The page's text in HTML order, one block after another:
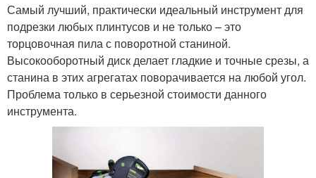
Самый лучший, практически идеальный инструмент для
подрезки любых плинтусов и не только – это
торцовочная пила с поворотной станиной.
Высокооборотный диск делает гладкие и точные срезы, а
станина в этих агрегатах поворачивается на любой угол.
Проблема только в серьезной стоимости данного
инструмента.